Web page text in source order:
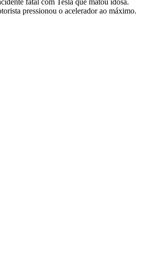
fatal com Tesla que matou idosa.
pressionou o acelerador ao máximo.